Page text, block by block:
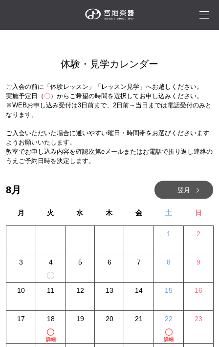
体験・見学カレンダー
ご入会の前に「体験レッスン」「レッスン見学」へお越しください。
実施予定日（ 〇）からご希望の時間を選択してお申し込みください。
※WEBお申し込み受付は3日前まで、2日前～当日までは電話受付のみと
なります。
ご入会いただいた場合に通いやすい曜日・時間帯をお選びくださいます
ようお願いいたします。
教室でお申し込み内容を確認次第eメールまたはお電話で折り返し連絡の
うえご予約日時を決定します。
8月 翌月
月 火 水 木 金 土 日
1 2
3 4 5 6 7 8 9
10 11 12 13 14 15 16
17 18
詳細
19 20 21 22
詳細
23